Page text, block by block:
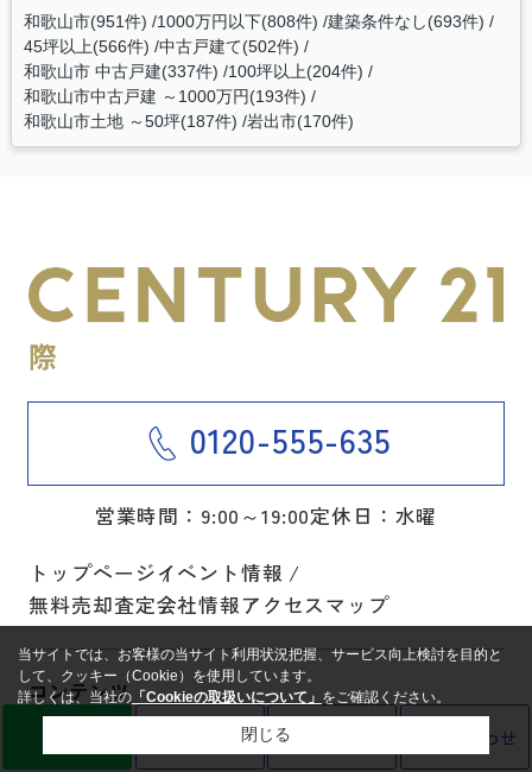
和歌山市(951件) 1000万円以下(808件) 建築条件なし(693件)
45坪以上(566件) 中古戸建て(502件)
和歌山市 中古戸建(337件) 100坪以上(204件)
和歌山市中古戸建 ～1000万円(193件)
和歌山市土地 ～50坪(187件) 岩出市(170件)
0120-555-635
営業時間：9:00～19:00定休日：水曜
トップページイベント情報
無料売却査定会社情報アクセスマップ
コンテンツ
リフォーム
お問い合わせ
分譲地一覧
お問い合わせ
当サイトでは、お客様の当サイト利用状況把握、サービス向上検討を目的と
して、クッキー（Cookie）を使用しています。
詳しくは、当社の 「Cookieの取扱いについて」 をご確認ください。
閉じる